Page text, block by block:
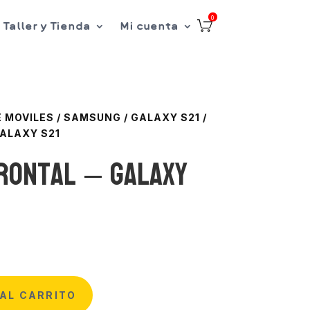
Taller y Tienda Mi cuenta
0
MOVILES / SAMSUNG / GALAXY S21 /
S21
– Galaxy
CARRITO